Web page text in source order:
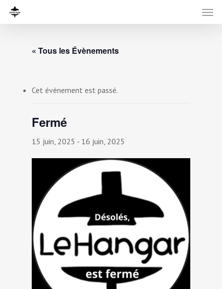
« Tous les Évènements
Cet évènement est passé.
Fermé
15 juin, 2025 - 16 juin, 2025